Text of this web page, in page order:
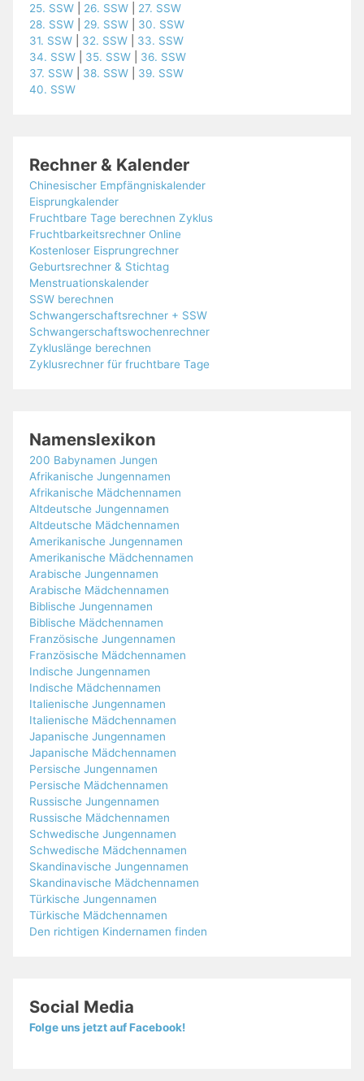
25. SSW
26. SSW
27. SSW
28. SSW
29. SSW
30. SSW
31. SSW
32. SSW
33. SSW
34. SSW
35. SSW
36. SSW
37. SSW
38. SSW
39. SSW
40. SSW
Rechner & Kalender
Chinesischer Empfängniskalender
Eisprungkalender
Fruchtbare Tage berechnen Zyklus
Fruchtbarkeitsrechner Online
Kostenloser Eisprungrechner
Geburtsrechner & Stichtag
Menstruationskalender
SSW berechnen
Schwangerschaftsrechner + SSW
Schwangerschaftswochenrechner
Zykluslänge berechnen
Zyklusrechner für fruchtbare Tage
Namenslexikon
200 Babynamen Jungen
Afrikanische Jungennamen
Afrikanische Mädchennamen
Altdeutsche Jungennamen
Altdeutsche Mädchennamen
Amerikanische Jungennamen
Amerikanische Mädchennamen
Arabische Jungennamen
Arabische Mädchennamen
Biblische Jungennamen
Biblische Mädchennamen
Französische Jungennamen
Französische Mädchennamen
Indische Jungennamen
Indische Mädchennamen
Italienische Jungennamen
Italienische Mädchennamen
Japanische Jungennamen
Japanische Mädchennamen
Persische Jungennamen
Persische Mädchennamen
Russische Jungennamen
Russische Mädchennamen
Schwedische Jungennamen
Schwedische Mädchennamen
Skandinavische Jungennamen
Skandinavische Mädchennamen
Türkische Jungennamen
Türkische Mädchennamen
Den richtigen Kindernamen finden
Social Media
Folge uns jetzt auf Facebook!